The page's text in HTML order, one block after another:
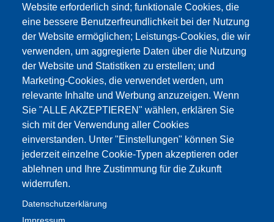
Website erforderlich sind; funktionale Cookies, die
eine bessere Benutzerfreundlichkeit bei der Nutzung
der Website ermöglichen; Leistungs-Cookies, die wir
verwenden, um aggregierte Daten über die Nutzung
der Website und Statistiken zu erstellen; und
Marketing-Cookies, die verwendet werden, um
relevante Inhalte und Werbung anzuzeigen. Wenn
Sie "ALLE AKZEPTIEREN" wählen, erklären Sie
sich mit der Verwendung aller Cookies
einverstanden. Unter "Einstellungen" können Sie
jederzeit einzelne Cookie-Typen akzeptieren oder
ablehnen und Ihre Zustimmung für die Zukunft
widerrufen.
Datenschutzerklärung
© Vasantha Group 2026, all rights reserved